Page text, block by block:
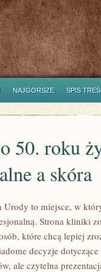
NAJGORSZE SPIS
50. roku
a skóra
to miejsce, w
Strona kliniki
które chcą lepiej
decyzje
ale czytelna